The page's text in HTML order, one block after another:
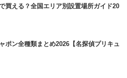
買える？全国エリア別設置場所ガイド20
ポン全種類まとめ2026【名探偵プリキュ